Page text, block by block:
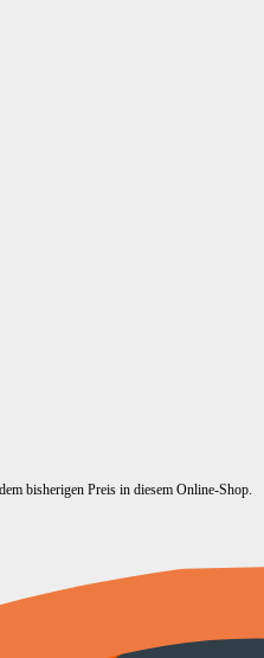
bisherigen Preis in diesem Online-Shop.